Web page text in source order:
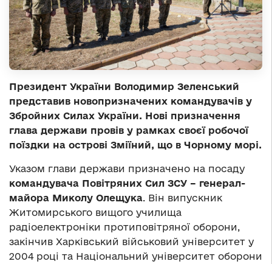
Президент України Володимир Зеленський
представив новопризначених командувачів у
Збройних Силах України. Нові призначення
глава держави провів у рамках своєї робочої
поїздки на острові Зміїний, що в Чорному морі.
Указом глави держави призначено на посаду
командувача Повітряних Сил ЗСУ – генерал-
майора Миколу Олещука . Він випускник
Житомирського вищого училища
радіоелектроніки протиповітряної оборони,
закінчив Харківський військовий університет у
2004 році та Національний університет оборони